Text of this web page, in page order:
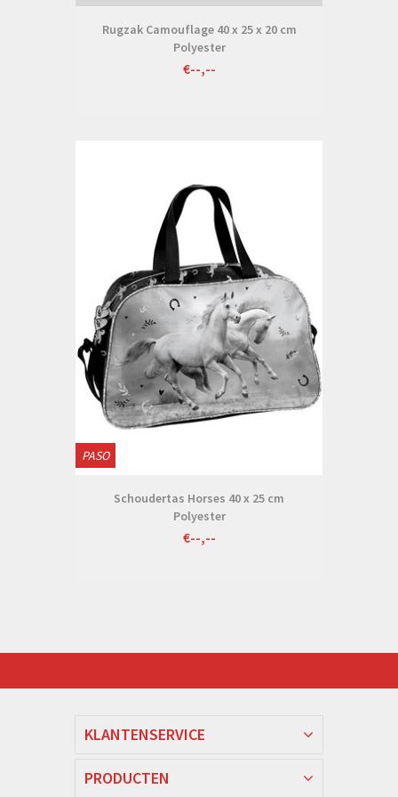
Rugzak Camouflage 40 x 25 x 20 cm
Polyester
€--,--
PASO
Schoudertas Horses 40 x 25 cm
Polyester
€--,--
KLANTENSERVICE
PRODUCTEN